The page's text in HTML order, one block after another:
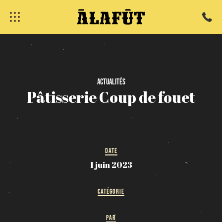
Actualités
PâtisserieCoupdefouet
DATE
1 juin 2023
CATÉGORIE
PAR